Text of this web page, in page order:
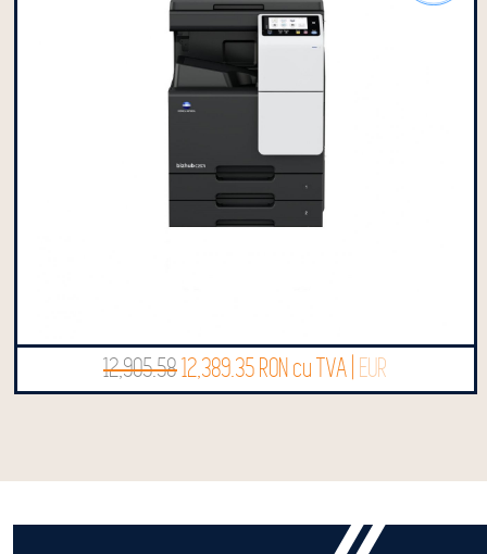
12,905.5812,389.35 RON cu TVA | EUR